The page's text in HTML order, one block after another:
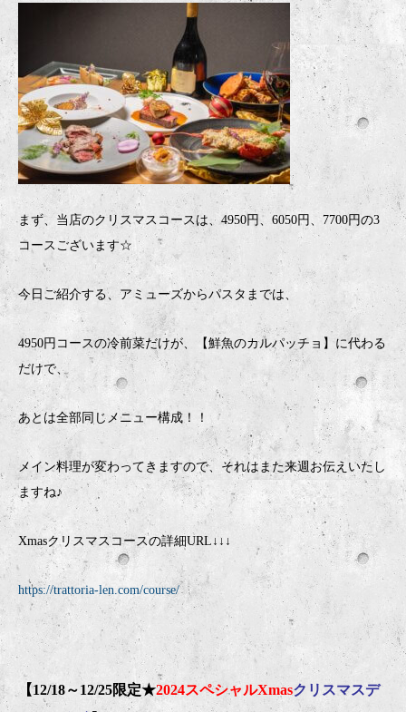
まず、当店のクリスマスコースは、4950円、6050円、7700円の3
コースございます☆
今日ご紹介する、アミューズからパスタまでは、
4950円コースの冷前菜だけが、【鮮魚のカルパッチョ】に代わる
だけで、
あとは全部同じメニュー構成！！
メイン料理が変わってきますので、それはまた来週お伝えいたし
ますね♪
Xmasクリスマスコースの詳細URL↓↓↓
https://trattoria-len.com/course/
【12/18～12/25限定★2024スペシャルXmasクリスマスデ